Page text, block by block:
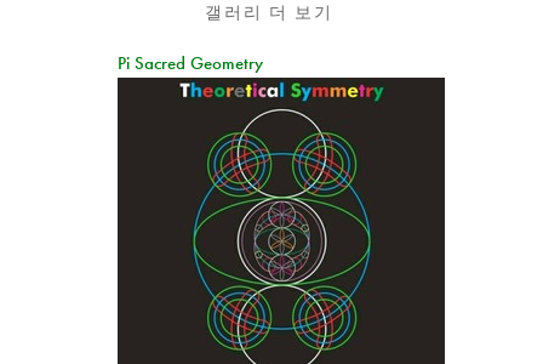
갤러리 더 보기
Pi Sacred Geometry